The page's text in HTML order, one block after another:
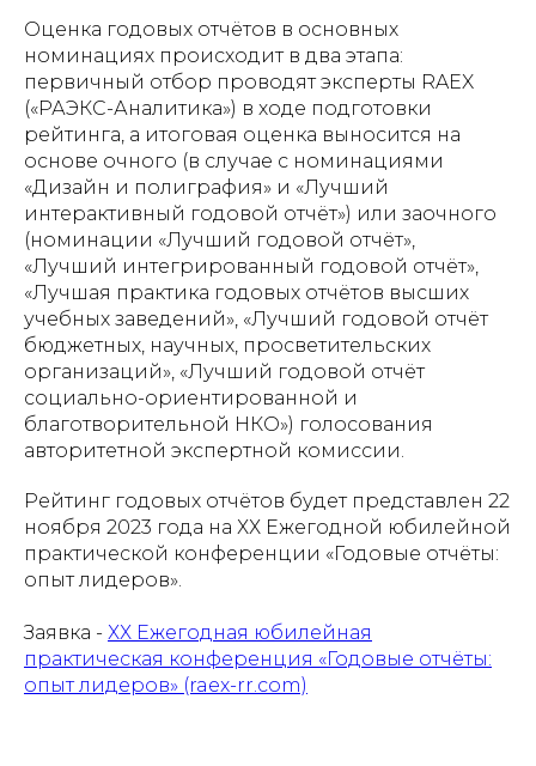
Оценка годовых отчётов в основных
номинациях происходит в два этапа:
первичный отбор проводят эксперты RAEX
(«РАЭКС-Аналитика») в ходе подготовки
рейтинга, а итоговая оценка выносится на
основе очного (в случае с номинациями
«Дизайн и полиграфия» и «Лучший
интерактивный годовой отчёт») или заочного
(номинации «Лучший годовой отчёт»,
«Лучший интегрированный годовой отчёт»,
«Лучшая практика годовых отчётов высших
учебных заведений», «Лучший годовой отчёт
бюджетных, научных, просветительских
организаций», «Лучший годовой отчёт
социально-ориентированной и
благотворительной НКО») голосования
авторитетной экспертной комиссии.
Рейтинг годовых отчётов будет представлен 22
ноября 2023 года на ХХ Ежегодной юбилейной
практической конференции «Годовые отчёты:
опыт лидеров».
Заявка - ХХ Ежегодная юбилейная
практическая конференция «Годовые отчёты:
опыт лидеров» (raex-rr.com)